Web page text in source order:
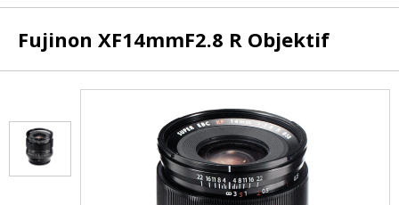
Fujinon XF14mmF2.8 R Objektif